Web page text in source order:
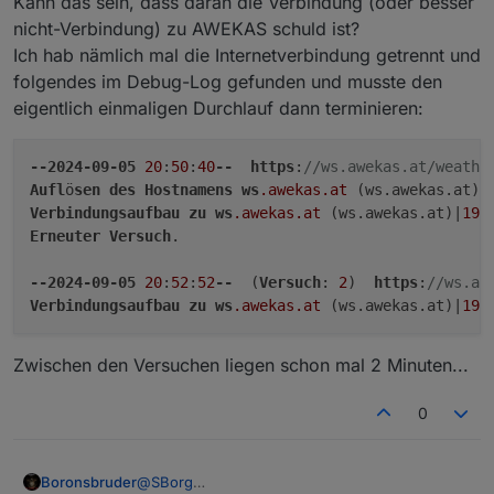
(es liegt halt alles im RAM).
Also wenn nötig Skript stoppen, den/die Daten unter
tempData editieren und Skript starten. Dann baut er
darauf die weiteren Werte wieder auf.
aktuellem Wert der Station" ersetzen.
nicht-Verbindung) zu AWEKAS schuld ist?
Ich hab nämlich mal die Internetverbindung getrennt und
folgendes im Debug-Log gefunden und musste den
eigentlich einmaligen Durchlauf dann terminieren:
--2024-09-05 20: 50:40-- https : //ws.awekas.at/
Aufl ösen des Hostnamens ws .awekas .at
Verbindungsaufbau
zu ws .awekas .at (ws.awekas.at)|
Erneuter Versuch.
--2024-09-05 20: 52 : 52--
  (
Versuch: 2) https : //
Verbindungsaufbau
zu ws .awekas .at (ws.awekas.at)|
Zwischen den Versuchen liegen schon mal 2 Minuten...
0
Boronsbruder@SBorg